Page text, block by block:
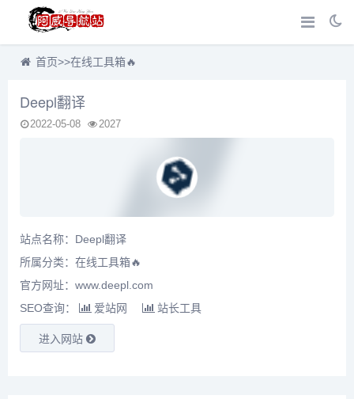
首页>>在线工具箱🔥
Deepl翻译
2022-05-08 2027
站点名称：Deepl翻译
所属分类： 在线工具箱🔥
官方网址：www.deepl.com
SEO查询：
爱站网 站长工具
进入网站